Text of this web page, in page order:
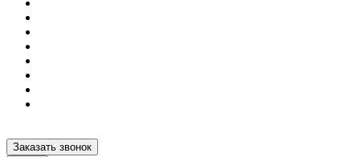
Заказать звонок